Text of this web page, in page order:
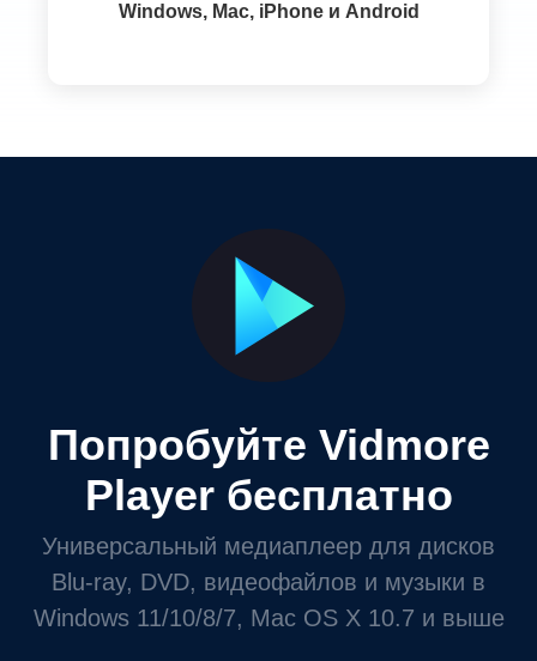
Windows, Mac, iPhone и Android
Попробуйте Vidmore
Player бесплатно
Универсальный медиаплеер для дисков
Blu-ray, DVD, видеофайлов и музыки в
Windows 11/10/8/7, Mac OS X 10.7 и выше